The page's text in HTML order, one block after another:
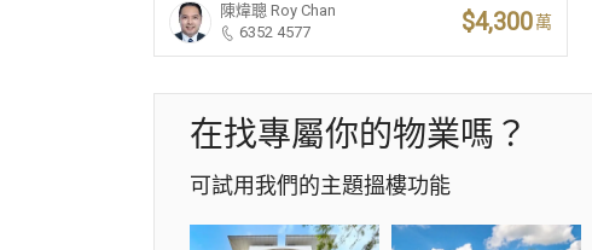
陳煒聰 Roy Chan
6352 4577
$4,300萬
在找專屬你的物業嗎？
可試用我們的主題搵樓功能